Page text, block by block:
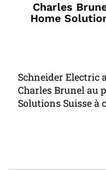
Charles
Home
Schneider Electric
Charles Brunel au
Solutions Suisse à